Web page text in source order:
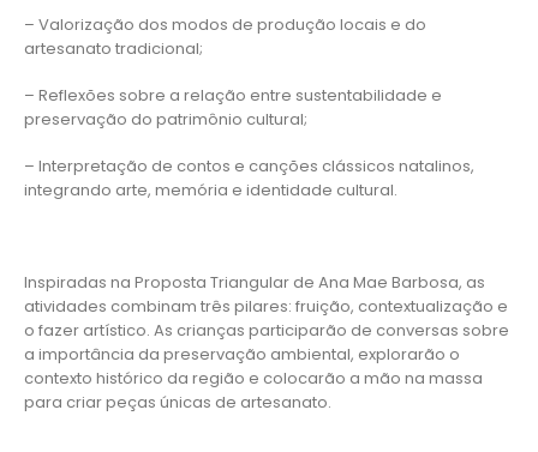
– Valorização dos modos de produção locais e do
artesanato tradicional;
– Reflexões sobre a relação entre sustentabilidade e
preservação do patrimônio cultural;
– Interpretação de contos e canções clássicos natalinos,
integrando arte, memória e identidade cultural.
Inspiradas na Proposta Triangular de Ana Mae Barbosa, as
atividades combinam três pilares: fruição, contextualização e
o fazer artístico. As crianças participarão de conversas sobre
a importância da preservação ambiental, explorarão o
contexto histórico da região e colocarão a mão na massa
para criar peças únicas de artesanato.